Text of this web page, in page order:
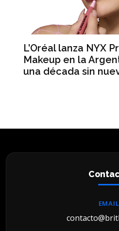
L’Oréal lanza NYX
Makeup en la
una década sin
EMAIL